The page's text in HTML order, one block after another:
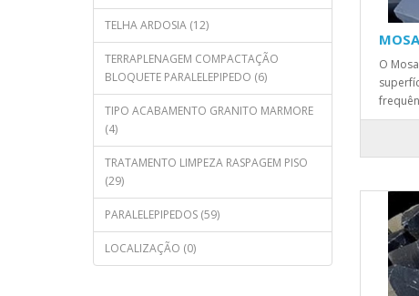
TELHA ARDOSIA (12)
TERRAPLENAGEM COMPACTAÇÃO
BLOQUETE PARALELEPIPEDO (6)
TIPO ACABAMENTO GRANITO MARMORE
(4)
TRATAMENTO LIMPEZA RASPAGEM PISO
(29)
PARALELEPIPEDOS (59)
LOCALIZAÇÃO (0)
O